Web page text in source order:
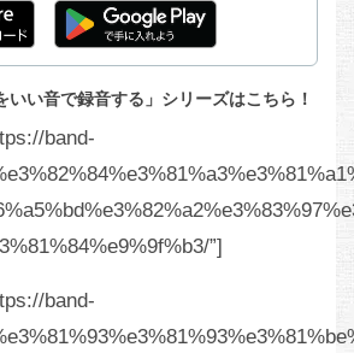
い音で録音する」シリーズはこちら！
band-
”]
band-